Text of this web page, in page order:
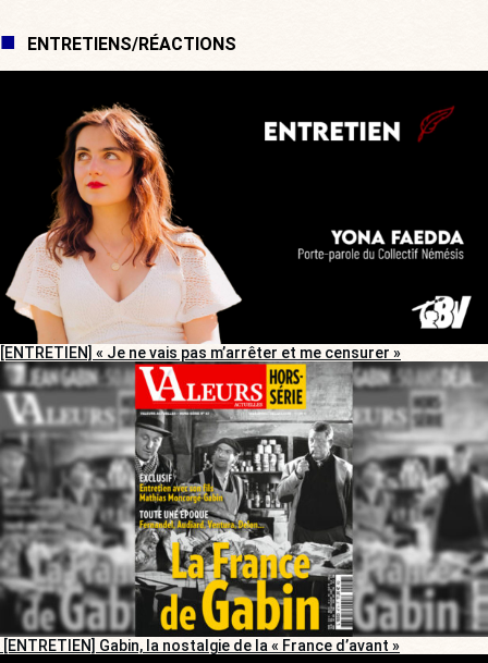
ENTRETIENS/RÉACTIONS
[ENTRETIEN] « Je ne vais pas m’arrêter et me censurer »
[ENTRETIEN] Gabin, la nostalgie de la « France d’avant »